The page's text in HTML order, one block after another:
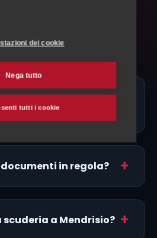
di Murgese proprio a
in regola?
scuderia a Mendrisio?
dei cookie
Nega tutto
tutti i cookie